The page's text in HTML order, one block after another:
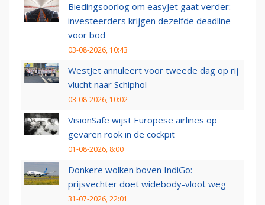
Biedingsoorlog om easyJet gaat verder:
investeerders krijgen dezelfde deadline
voor bod
03-08-2026, 10:43
WestJet annuleert voor tweede dag op rij
vlucht naar Schiphol
03-08-2026, 10:02
VisionSafe wijst Europese airlines op
gevaren rook in de cockpit
01-08-2026, 8:00
Donkere wolken boven IndiGo:
prijsvechter doet widebody-vloot weg
31-07-2026, 22:01